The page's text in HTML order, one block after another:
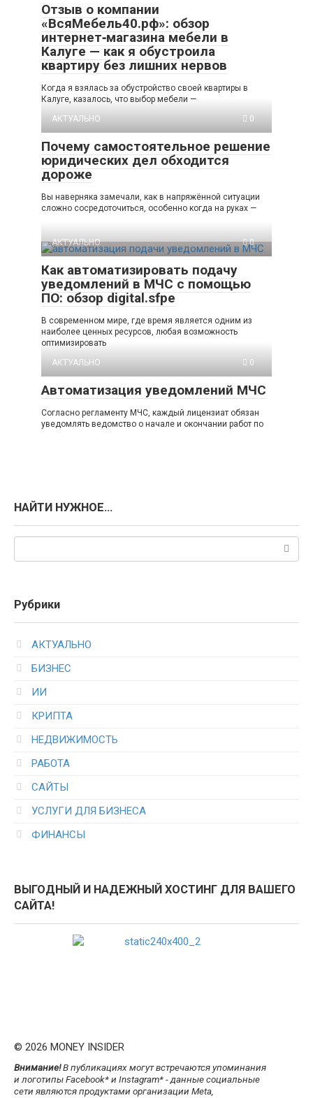
Отзыв о компании
«ВсяМебель40.рф»: обзор
интернет‑магазина мебели в
Калуге — как я обустроила
квартиру без лишних нервов
Когда я взялась за обустройство своей квартиры в
Калуге, казалось, что выбор мебели —
АКТУАЛЬНО
0
Почему самостоятельное решение
юридических дел обходится
дороже
Вы наверняка замечали, как в напряжённой ситуации
сложно сосредоточиться, особенно когда на руках —
АКТУАЛЬНО 0
Как автоматизировать подачу
уведомлений в МЧС с помощью
ПО: обзор digital.sfpe
В современном мире, где время является одним из
наиболее ценных ресурсов, любая возможность
оптимизировать
АКТУАЛЬНО
0
Автоматизация уведомлений МЧС
Согласно регламенту МЧС, каждый лицензиат обязан
уведомлять ведомство о начале и окончании работ по
НАЙТИ НУЖНОЕ…
Рубрики
АКТУАЛЬНО
БИЗНЕС
ИИ
КРИПТА
НЕДВИЖИМОСТЬ
РАБОТА
САЙТЫ
УСЛУГИ ДЛЯ БИЗНЕСА
ФИНАНСЫ
ВЫГОДНЫЙ И НАДЕЖНЫЙ ХОСТИНГ ДЛЯ ВАШЕГО
САЙТА!
© 2026 MONEY INSIDER
Внимание!В публикациях могут встречаются упоминания
и логотипы Facebook* и Instagram* - данные социальные
сети являются продуктами организации Meta,